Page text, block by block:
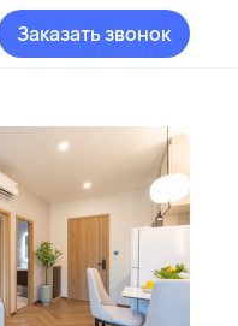
Заказать звонок